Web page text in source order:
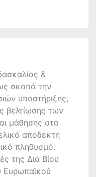
&
σκοπό την
υποστήριξης,
βελτίωσης των
μάθησης στο
αποδέκτη
πληθυσμό.
της Δια Βίου
Ευρωπαϊκού